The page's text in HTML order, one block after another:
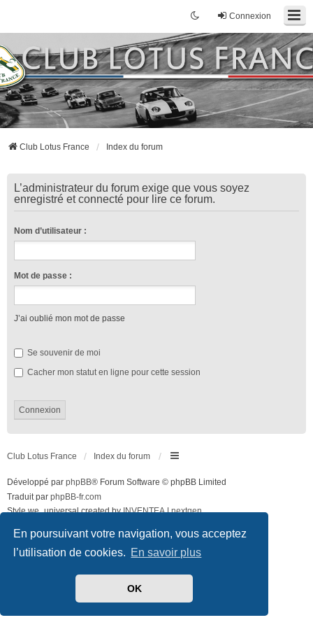
En poursuivant votre navigation, vous acceptez
l’utilisation de cookies. En savoir plus
OK
Connexion
Club Lotus France Index du forum
L’administrateur du forum exige que vous soyez
enregistré et connecté pour lire ce forum.
Nom d’utilisateur :
Mot de passe :
J’ai oublié mon mot de passe
Se souvenir de moi
Cacher mon statut en ligne pour cette session
Club Lotus France Index du forum
Développé par phpBB® Forum Software © phpBB Limited
Traduit par phpBB-fr.com
Style we_universal created byINVENTEA|nextgen